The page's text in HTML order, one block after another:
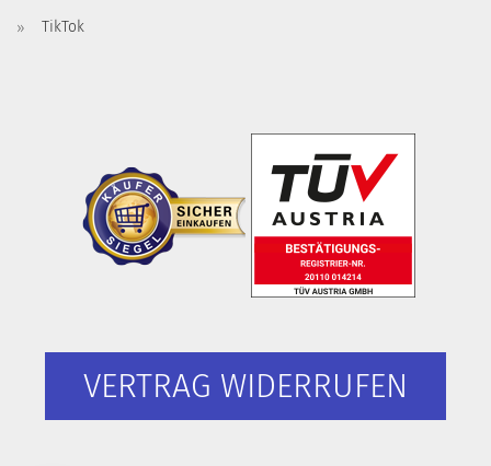
TikTok
VERTRAG WIDERRUFEN